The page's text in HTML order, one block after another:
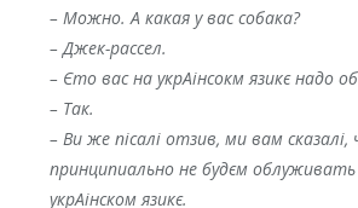
– Можно. А какая у вас собака?
– Джек-рассел.
– Єто вас на укрАінсокм язикє надо
– Так.
– Ви же пісалі отзив, ми вам сказалі,
принципиально не будєм облуживать
укрАінском язикє.